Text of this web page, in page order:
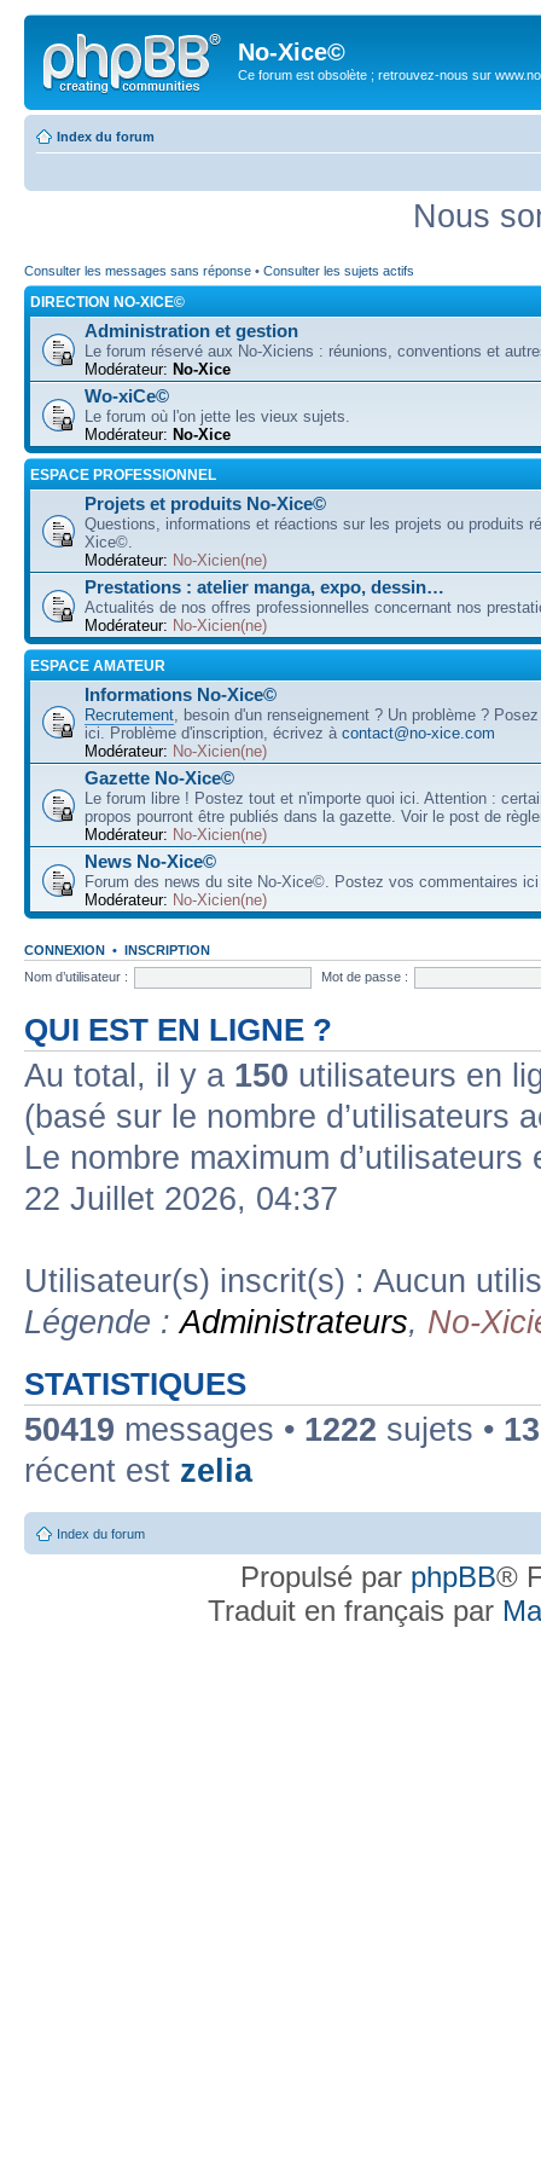
No-Xice©
Ce forum est obsolète ; retrouvez-nous sur
Index du forum
Nous
Consulter les messages sans réponse • Consulter les sujets actifs
DIRECTION NO-XICE©
Administration et gestion
Le forum réservé aux No-Xiciens : réunions, conventions et
Modérateur: No-Xice
Wo-xiCe©
Le forum où l'on jette les vieux sujets.
Modérateur: No-Xice
ESPACE PROFESSIONNEL
Projets et produits No-Xice©
Questions, informations et réactions sur les projets ou produits
Xice©.
Modérateur: No-Xicien(ne)
Prestations : atelier manga, expo, dessin…
Actualités de nos offres professionnelles concernant nos
Modérateur: No-Xicien(ne)
ESPACE AMATEUR
Informations No-Xice©
Recrutement, besoin d'un renseignement ? Un problème ?
ici. Problème d'inscription, écrivez à contact@no-xice.com
Modérateur: No-Xicien(ne)
Gazette No-Xice©
Le forum libre ! Postez tout et n'importe quoi ici. Attention :
propos pourront être publiés dans la gazette. Voir le post de
Modérateur: No-Xicien(ne)
News No-Xice©
Forum des news du site No-Xice©. Postez vos commentaires
Modérateur: No-Xicien(ne)
CONNEXION • INSCRIPTION
Nom d’utilisateur :
Mot de passe :
QUI EST EN LIGNE ?
Au total, il y a 150 utilisateurs en
(basé sur le nombre d’utilisateurs
Le nombre maximum
22 Juillet 2026, 04:37
Utilisateur(s) inscrit(s) : Aucun
Légende :Administrateurs, No-
STATISTIQUES
50419 messages • 1222 sujets •
récent est zelia
Index du forum
Propulsé par phpBB®
Traduit en français par